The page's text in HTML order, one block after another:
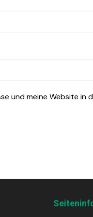
und meine Website in